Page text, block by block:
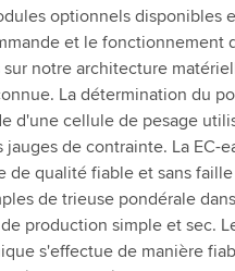
optionnels disponibles
et le fonctionnement
sur notre architecture
La détermination du
d'une cellule de pesage
de contrainte. La EC-
de qualité fiable et sans
de trieuse pondérale
production simple et sec.
s'effectue de manière